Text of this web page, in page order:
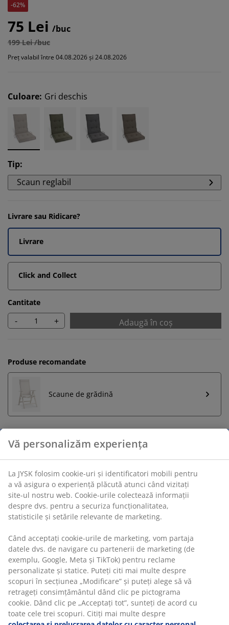
-62%
75 Lei /buc
199 Lei /buc
Preț valabil între 04.08.2026 și 24.08.2026
Culoare: Gri deschis
Tip:
Scaun reglabil
Livrare sau Ridicare?
Livrare
Click and Collect
Cantitate
- + Adaugă în coș
Produse recomandate
Scaune de grădină
returna produsul dorit într-un magazin fizic JYSK
Garanția prețului
Beneficiezi de garanția prețului pe o perioadă de 30 de
zile
Alege varianta de livrare care ți se potrivește cel mai
bine
Pernă de grădină cu husă rezistentă, țesută. Pentru
scaun reglabil. 50x120x8 cm